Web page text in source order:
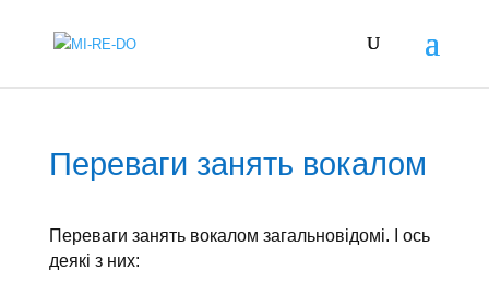
Переваги занять вокалом
Переваги занять вокалом загальновідомі. І ось
деякі з них: